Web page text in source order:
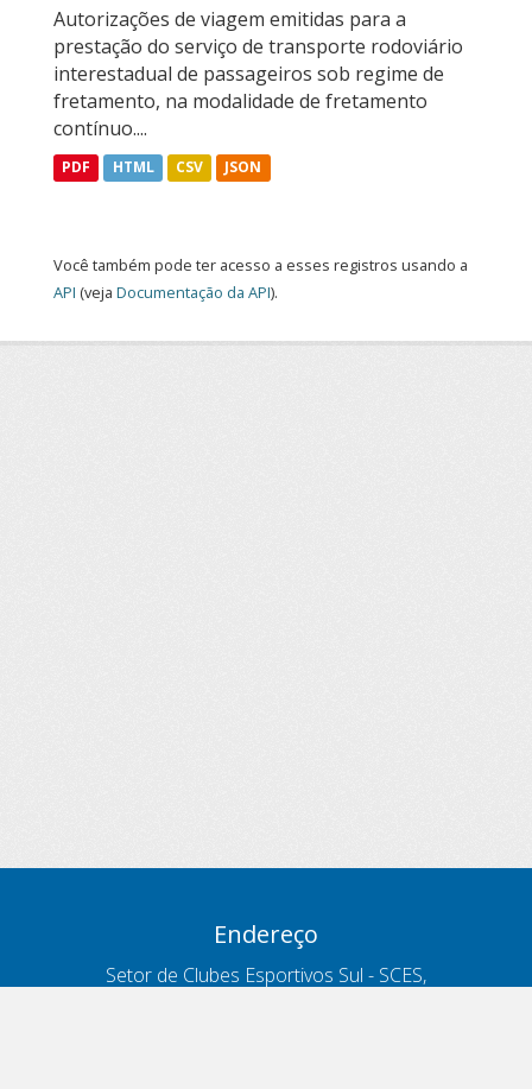
Autorizações de viagem emitidas para a
prestação do serviço de transporte rodoviário
interestadual de passageiros sob regime de
fretamento, na modalidade de fretamento
contínuo....
PDF HTML CSV JSON
Você também pode ter acesso a esses registros usando a
API (veja Documentação da API).
Endereço
Setor de Clubes Esportivos Sul - SCES,